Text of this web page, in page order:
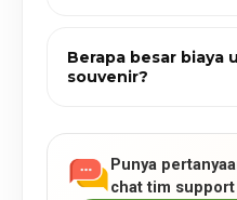
Berapa besar biaya
souvenir?
Punya
chat tim support